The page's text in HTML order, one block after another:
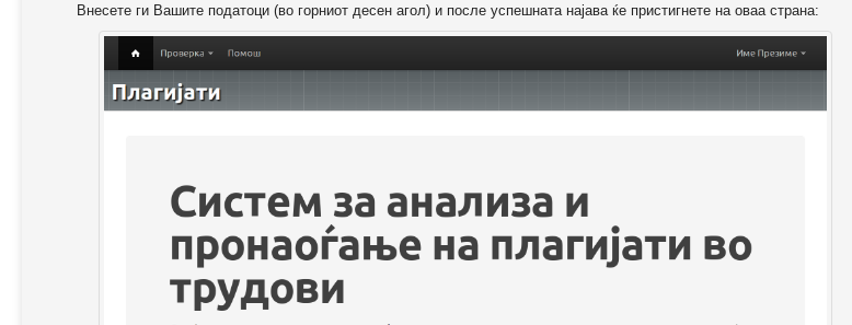
Внесете ги Вашите податоци (во горниот десен агол) и после успешната најава ќе пристигнете на оваа страна: